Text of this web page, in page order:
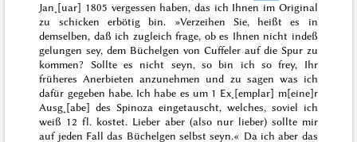
Jan˖[uar] 1805 vergessen haben, das ich Ihnen im Original
zu schicken erbötig bin. »Verzeihen Sie, heißt es in
demselben, daß ich zugleich frage, ob es Ihnen nicht indeß
gelungen sey, dem Büchelgen von Cuffeler auf die Spur zu
kommen? Sollte es nicht seyn, so bin ich so frey, Ihr
früheres Anerbieten anzunehmen und zu sagen was ich
dafür gegeben habe. Ich habe es um 1 Ex˖[emplar] m[eine]r
Ausg˖[abe] des Spinoza eingetauscht, welches, soviel ich
weiß 12 fl. kostet. Lieber aber (also nur lieber) sollte mir
auf jeden Fall das Büchelgen selbst seyn.« Da ich aber das